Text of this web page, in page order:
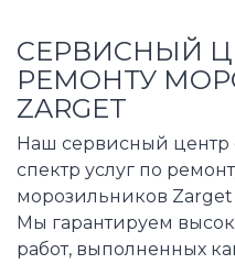
СЕРВИСНЫЙ
РЕМОНТУ
ZARGET
Наш сервисный центр
спектр услуг по
морозильников Zarget
Мы гарантируем
работ, выполненных